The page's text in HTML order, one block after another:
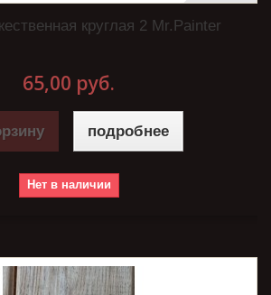
круглая 2 Mr.Painter
65,00 руб.
подробнее
Нет в наличии